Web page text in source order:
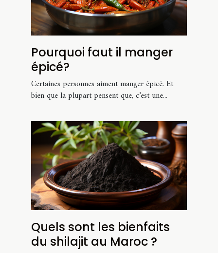
Pourquoi faut il manger
épicé?
Certaines personnes aiment manger épicé. Et
bien que la plupart pensent que, c’est une...
Quels sont les bienfaits
du shilajit au Maroc ?